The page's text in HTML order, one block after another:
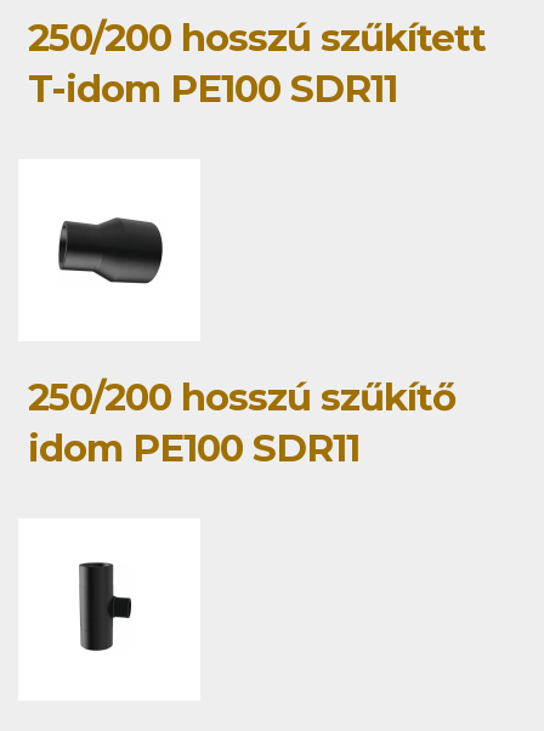
250/200 hosszú szűkített
T-idom PE100 SDR11
250/200 hosszú szűkítő
idom PE100 SDR11